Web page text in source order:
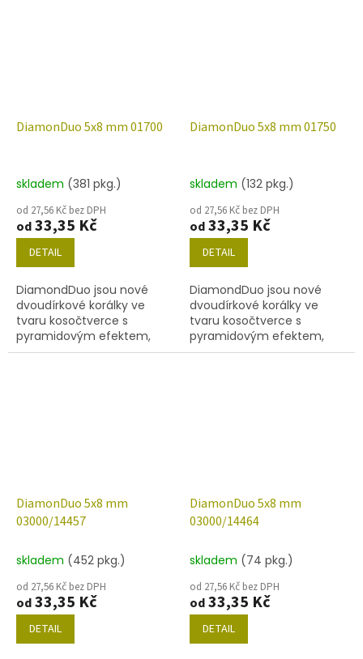
DiamonDuo 5x8 mm 01700
skladem (381 pkg.)
od 27,56 Kč bez DPH
od33,35 Kč
DETAIL
DiamondDuo jsou nové
dvoudírkové korálky ve
tvaru kosočtverce s
pyramidovým efektem,
velikost 5x8 mm, obsah
DiamonDuo 5x8 mm 01750
skladem (132 pkg.)
od 27,56 Kč bez DPH
od33,35 Kč
DETAIL
DiamondDuo jsou nové
dvoudírkové korálky ve
tvaru kosočtverce s
pyramidovým efektem,
velikost 5x8 mm, obsah
DiamonDuo 5x8 mm
03000/14457
skladem (452 pkg.)
od 27,56 Kč bez DPH
od33,35 Kč
DETAIL
DiamonDuo 5x8 mm
03000/14464
skladem (74 pkg.)
od 27,56 Kč bez DPH
od33,35 Kč
DETAIL